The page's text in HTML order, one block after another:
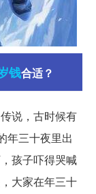
钱合适？
说，古时候有
年三十夜里出
孩子吓得哭喊
大家在年三十